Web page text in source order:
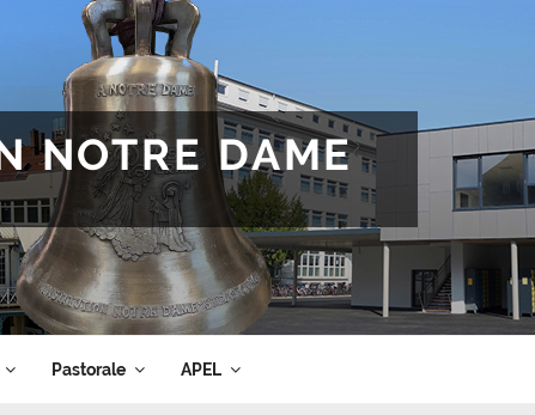
NOTRE DAME
Pastorale APEL